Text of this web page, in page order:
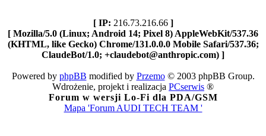
[ IP: 216.73.216.66 ]
[ Mozilla/5.0 (Linux; Android 14; Pixel 8) AppleWebKit/537.36
(KHTML, like Gecko) Chrome/131.0.0.0 Mobile Safari/537.36;
ClaudeBot/1.0; +claudebot@anthropic.com) ]
Powered by phpBB modified by Przemo© 2003 phpBB Group.
Wdrożenie, projekt i realizacja PCserwis ®
Forum w wersji Lo-Fi dla PDA/GSM
Mapa 'Forum AUDI TECH TEAM '